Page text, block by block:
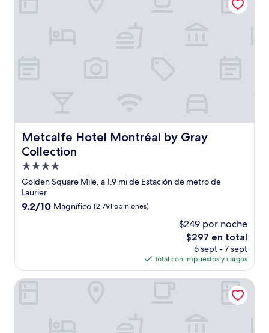
Metcalfe Hotel Montréal by Gray
Collection
Metcalfe Hotel Montréal by Gray Collection
Propiedad
de
4.0
estrellas
Golden Square Mile, a 1.9 mi de Estación de metro de
Laurier
9.2
9.2/10 Magnífico (2,791 opiniones)
$249 por noche
El
precio
actual
es
de
$297 en total
6 sept - 7 sept
Total con impuestos y cargos
The Honeyrose Hotel, Montreal, A Tribute Portfolio Hotel